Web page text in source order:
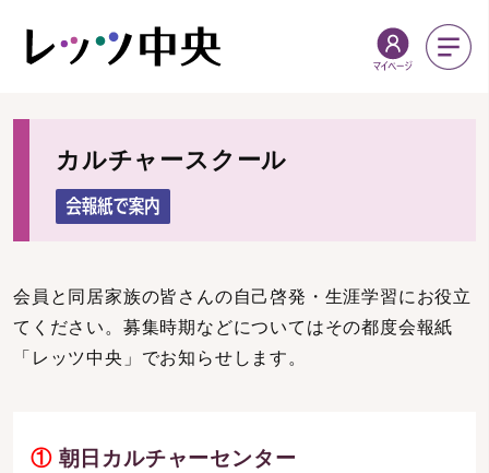
カルチャースクール
会員と同居家族の皆さんの自己啓発・生涯学習にお役立
てください。募集時期などについてはその都度会報紙
「レッツ中央」でお知らせします。
① 朝日カルチャーセンター